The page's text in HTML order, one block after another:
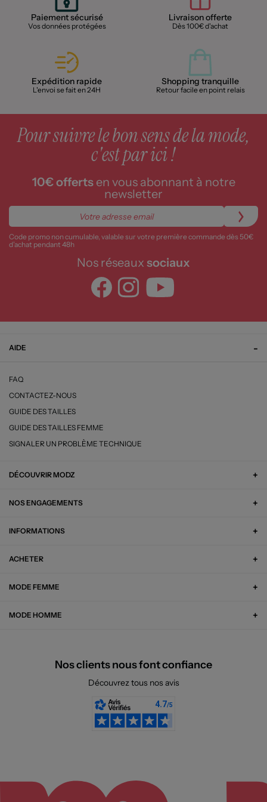
Paiement sécurisé
Vos données protégées
Livraison offerte
Dès 100€ d'achat
Expédition rapide
L'envoi se fait en 24H
Shopping tranquille
Retour facile en point relais
Pour suivre le bon sens de la mode,
c'est par ici !
10€ offertsen vous abonnant à notre
newsletter
Code promo non cumulable, valable sur votre première commande dès 50€
d’achat pendant 48h
Nos réseaux sociaux
AIDE
FAQ
CONTACTEZ-NOUS
GUIDE DES TAILLES
GUIDE DES TAILLES FEMME
SIGNALER UN PROBLÈME TECHNIQUE
DÉCOUVRIR MODZ
NOS ENGAGEMENTS
INFORMATIONS
ACHETER
MODE FEMME
MODE HOMME
Nos clients nous font confiance
Découvrez tous nos avis